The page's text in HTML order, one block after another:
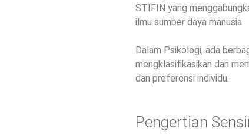
STIFIN yang
ilmu sumber daya manusia.
Dalam Psikologi, ada
mengklasifikasikan dan
dan preferensi individu.
Pengertian